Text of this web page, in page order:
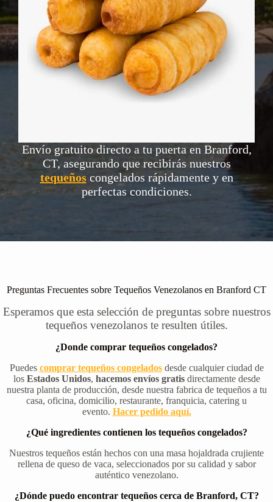
Envío gratuito directo a tu puerta en Branford,
CT, asegurando que recibirás nuestros
tequeñoscongelados rápidamente y en
perfectas condiciones.
Preguntas Frecuentes sobre Tequeños Venezolanos en Branford CT
Esperamos que esta selección de preguntas sobre nuestros
tequeños venezolanos te resulten útiles.
¿Donde comprar tequeños congelados?
Puedes comprar tequeños congelados desde cualquier ciudad de
los Estados Unidos, hacemos envíos gratisdirectamente desde
nuestra planta de producción, desde nuestra fabrica de tequeños a tu
casa, oficina, domicilio, restaurante, franquicia, catering u
evento. Hacer pedido aquí.
¿Qué ingredientes contienen los tequeños congelados?
Nuestros tequeños están hechos con una masa hojaldrada crujiente
rellena de queso de vaca, seleccionados por su calidad y sabor
auténtico venezolano.
¿Dónde puedo encontrar tequeños cerca de Branford, CT?